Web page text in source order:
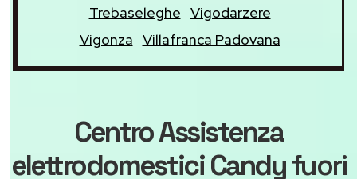
Trebaseleghe Vigodarzere
Vigonza Villafranca Padovana
Centro Assistenza
elettrodomestici Candyfuori